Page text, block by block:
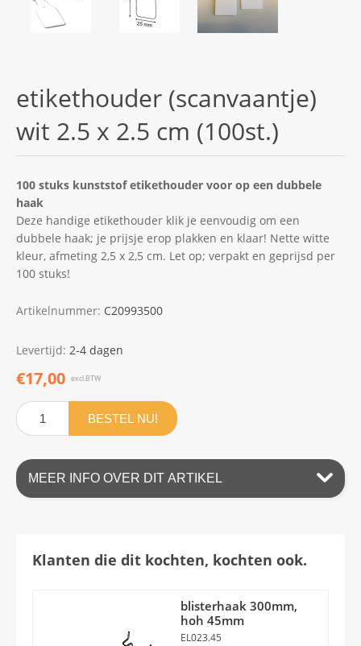
etikethouder (scanvaantje)
wit 2.5 x 2.5 cm (100st.)
100 stuks kunststof etikethouder voor op een dubbele
haak
Deze handige etikethouder klik je eenvoudig om een
dubbele haak; je prijsje erop plakken en klaar! Nette witte
kleur, afmeting 2,5 x 2,5 cm. Let op; verpakt en geprijsd per
100 stuks!
Artikelnummer: C20993500
Levertijd: 2-4 dagen
€17,00 excl.BTW
BESTEL NU!
MEER INFO OVER DIT ARTIKEL
Klanten die dit kochten, kochten ook.
blisterhaak 300mm,
hoh 45mm
EL023.45